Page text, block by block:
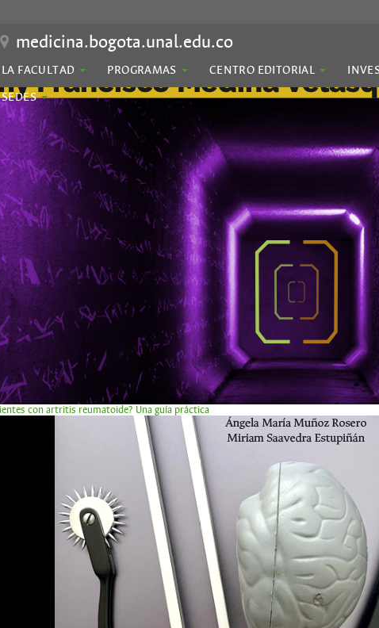
medicina.bogota.unal.edu.co
LA FACULTAD PROGRAMAS CENTRO EDITORIAL
SEDES
con artritis reumatoide? Una guía práctica